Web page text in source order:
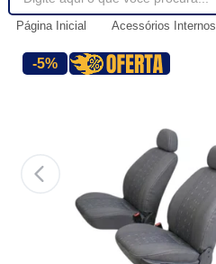
Página Inicial Acessórios Internos
-5%